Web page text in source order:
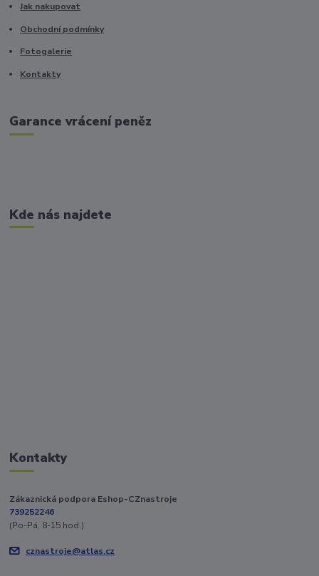
Jak nakupovat
Obchodní podmínky
Fotogalerie
Kontakty
Garance vrácení peněz
Kde nás najdete
Kontakty
Zákaznická podpora Eshop-CZnastroje
739252246
(Po-Pá, 8-15 hod.)
cznastroje@atlas.cz